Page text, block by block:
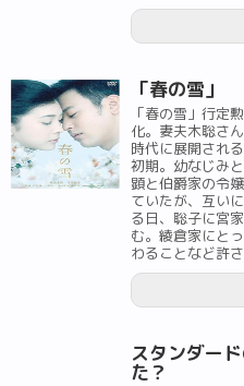
「春の雪」
「春の雪」行定
化。妻夫木聡さ
時代に展開され
初期。幼なじみ
顕と伯爵家の令
ていたが、互い
る日、聡子に宮
む。綾倉家にと
わることなど許
スタンダー
た？